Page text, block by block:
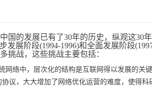
国的发展已有了30年的历史，纵观这30
发展阶段(1994-1996)和全面发展阶段
挑战，这些挑战主要包括：
络中，层次化的结构是互联网得以发展的关
议，大大增加了网络优化运营的难度，使得